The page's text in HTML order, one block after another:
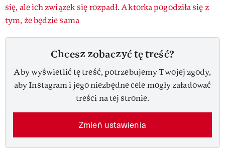
się, ale ich związek się rozpadł. Aktorka pogodziła się z
tym, że będzie sama
Chcesz zobaczyć tę treść?
Aby wyświetlić tę treść, potrzebujemy Twojej zgody,
aby Instagram i jego niezbędne cele mogły załadować
treści na tej stronie.
Zmień ustawienia